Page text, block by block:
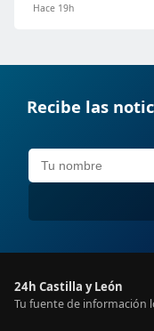
Hace 19h
Recibe las
24h Castilla y León
Tu fuente de información